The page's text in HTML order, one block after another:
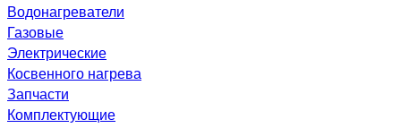
Водонагреватели
Газовые
Электрические
Косвенного нагрева
Запчасти
Комплектующие